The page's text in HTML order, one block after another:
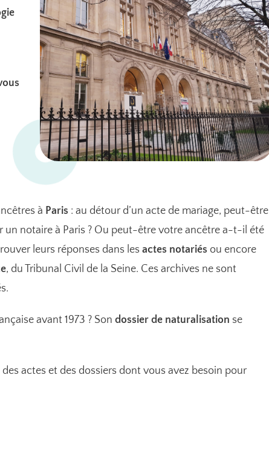
à Paris : au détour d’un acte de mariage, peut-être
un notaire à Paris ? Ou peut-être votre ancêtre a-t-il été
leurs réponses dans les actes notariés ou encore
, du Tribunal Civil de la Seine. Ces archives ne sont
avant 1973 ? Son dossier de naturalisation se
actes et des dossiers dont vous avez besoin pour